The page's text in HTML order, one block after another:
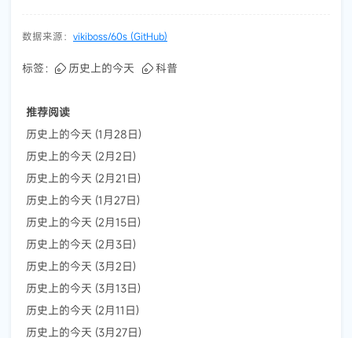
数据来源： vikiboss/60s (GitHub)
标签： 历史上的今天 科普
推荐阅读
历史上的今天 (1月28日)
历史上的今天 (2月2日)
历史上的今天 (2月21日)
历史上的今天 (1月27日)
历史上的今天 (2月15日)
历史上的今天 (2月3日)
历史上的今天 (3月2日)
历史上的今天 (3月13日)
历史上的今天 (2月11日)
历史上的今天 (3月27日)